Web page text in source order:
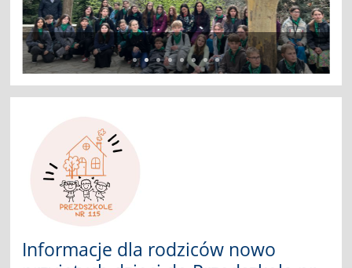
Informacje dla rodziców nowo